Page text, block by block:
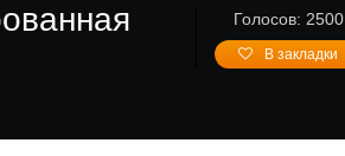
Голосов: 2500
В закладки